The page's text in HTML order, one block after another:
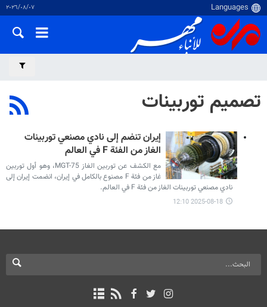
٠٧‏/٠٨‏/٢٠٢٦
تصميم توربينات
إيران تنضم إلى نادي مصنعي توربينات
الغاز من الفئة F في العالم
مع الكشف عن توربين الغاز MGT-75، وهو أول توربين
غاز من فئة F مصنوع بالكامل في إيران، انضمت إيران إلى
نادي مصنعي توربينات الغاز من فئة F في العالم.
2025-08-18 12:10